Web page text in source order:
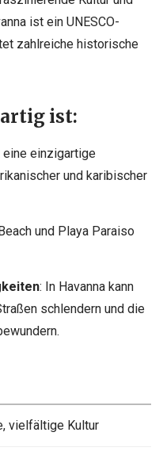
ist ein UNESCO-
zahlreiche historische
ist:
eine einzigartige
und karibischer
und Playa Paraiso
: In Havanna kann
schlendern und die
vielfältige Kultur